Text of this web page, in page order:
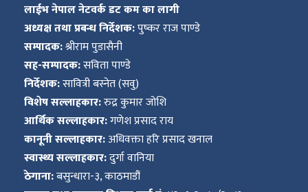
लाईभ नेपाल नेटवर्क डट कम का लागी
अध्यक्ष तथा प्रबन्ध निर्देशक:पुष्कर राज पाण्डे
सम्पादक:श्रीराम पुडासैनी
सह-सम्पादक:सविता पाण्डे
निर्देशक:सावित्री बस्नेत (सवु)
विशेष सल्लाहकार:रुद्र कुमार जोशि
आर्थिक सल्लाहकार:गणेश प्रसाद राय
कानूनी सल्लाहकार:अधिवक्ता हरि प्रसाद खनाल
स्वास्थ्य सल्लाहकार:दुर्गा वानिया
ठेगाना:बसुन्धारा-३, काठमाडौं